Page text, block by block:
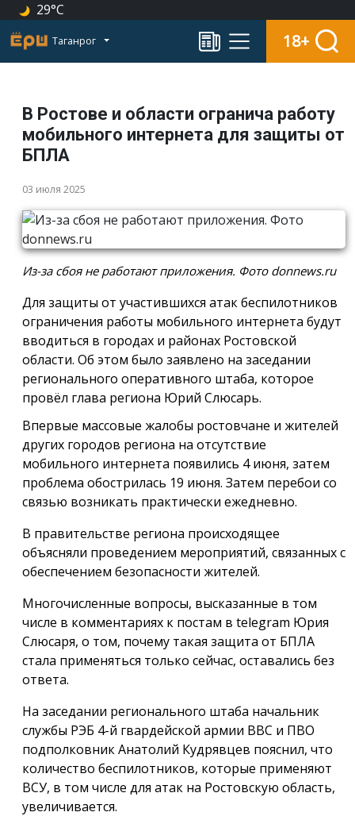
29°C
Таганрог 18+
В Ростове и области огранича работу
мобильного интернета для защиты от
БПЛА
03 июля 2025
Из-за сбоя не работают приложения. Фото donnews.ru
Для защиты от участившихся атак беспилотников
ограничения работы мобильного интернета будут
вводиться в городах и районах Ростовской
области. Об этом было заявлено на заседании
регионального оперативного штаба, которое
провёл глава региона Юрий Слюсарь.
Впервые массовые жалобы ростовчане и жителей
других городов региона на отсутствие
мобильного интернета появились 4 июня, затем
проблема обострилась 19 июня. Затем перебои со
связью возникать практически ежедневно.
В правительстве региона происходящее
объясняли проведением мероприятий, связанных с
обеспечением безопасности жителей.
Многочисленные вопросы, высказанные в том
числе в комментариях к постам в telegram Юрия
Слюсаря, о том, почему такая защита от БПЛА
стала применяться только сейчас, оставались без
ответа.
На заседании регионального штаба начальник
службы РЭБ 4-й гвардейской армии ВВС и ПВО
подполковник Анатолий Кудрявцев пояснил, что
количество беспилотников, которые применяют
ВСУ, в том числе для атак на Ростовскую область,
увеличивается.